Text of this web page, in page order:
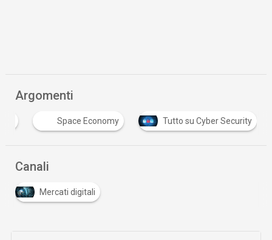
Argomenti
Space Economy Tutto su Cyber Security
Canali
Mercati digitali